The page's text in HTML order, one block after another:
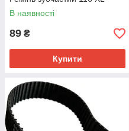
В наявності
89 ₴
Купити